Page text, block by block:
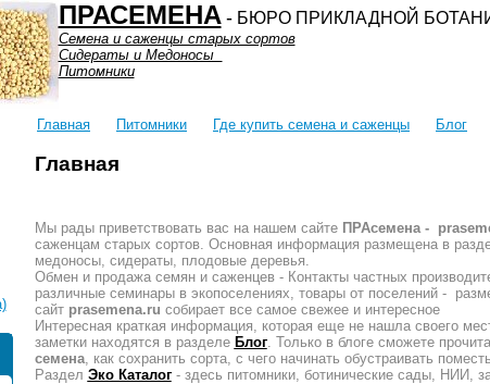
ПРАСЕМЕНА - БЮРО ПРИКЛАДНОЙ
Семена и саженцы старых сортов
Сидераты и Медоносы
Питомники
Главная Питомники Где купить семена и саженцы
Блог
Главная
Мы рады приветствовать вас на нашем сайте ПРАсемена -
саженцам старых сортов. Основная информация размещена в
медоносы, сидераты, плодовые деревья.
Обмен и продажа семян и саженцев - Контакты частных
различные семинары в экопоселениях, товары от поселений -
сайт prasemena.ru собирает все самое свежее и интересное
Интересная краткая информация, которая еще не нашла своего
заметки находятся в разделе Блог. Только в блоге сможете
семена, как сохранить сорта, с чего начинать обустраивать
Раздел Эко Каталог- здесь питомники, ботинические сады, НИИ,